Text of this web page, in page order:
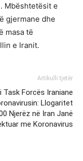
Mbështetësit e
gjermane dhe
masa të
e Iranit.
Artikulli tjetër
Task Forcës Iraniane
Llogaritet
Njerëz në Iran Janë
me Koronavirus